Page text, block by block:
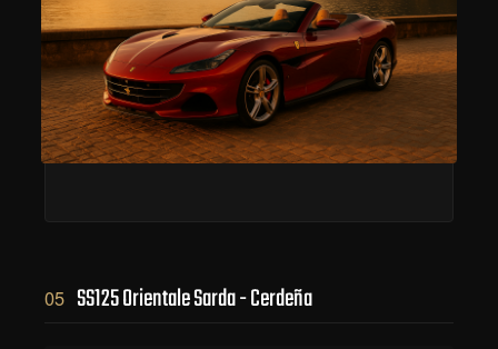
05 SS125 Orientale Sarda - Cerdeña